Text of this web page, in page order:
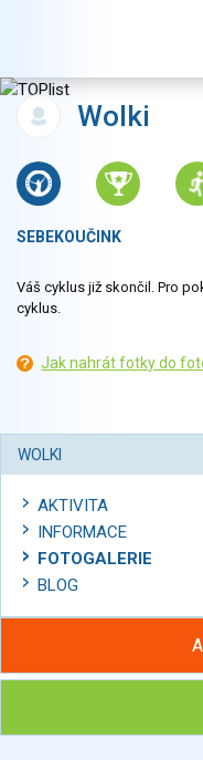
Wolki
SEBEKOUČINK
Váš cyklus již skončil. Pro
cyklus.
Jak nahrát fotky do
WOLKI
AKTIVITA
INFORMACE
FOTOGALERIE
BLOG
Hubněte s podporou
Chcete poradit s